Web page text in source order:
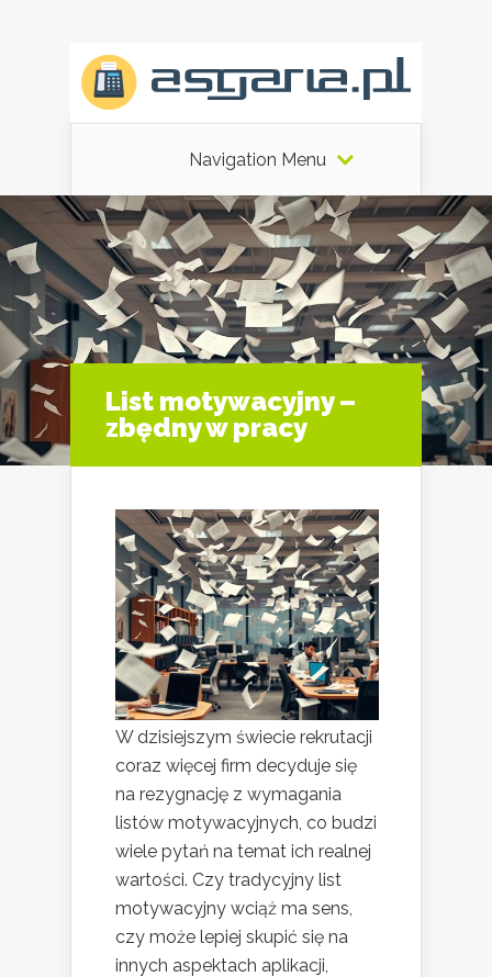
Navigation Menu
List motywacyjny –
zbędny w pracy
W dzisiejszym świecie rekrutacji
coraz więcej firm decyduje się
na rezygnację z wymagania
listów motywacyjnych, co budzi
wiele pytań na temat ich realnej
wartości. Czy tradycyjny list
motywacyjny wciąż ma sens,
czy może lepiej skupić się na
innych aspektach aplikacji,